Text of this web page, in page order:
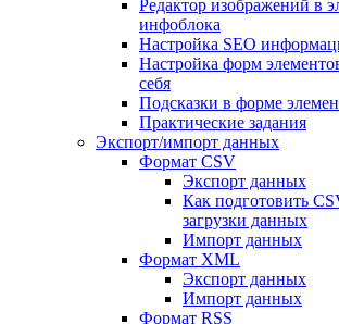
Редактор изображений в
инфоблока
Настройка SEO
Настройка форм
себя
Подсказки в форме
Практические задания
Экспорт/импорт данных
Формат CSV
Экспорт данных
Как подготовить
загрузки данных
Импорт данных
Формат XML
Экспорт данных
Импорт данных
Формат RSS